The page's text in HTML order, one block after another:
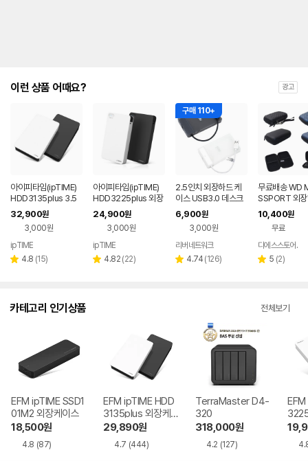
이런 상품 어때요? 광고
아이피타임(ipTIME)
HDD3135plus 3.5
인치 외장하드 케이스
USB 3.0 지원
32,900원
3,000원
ipTIME
별 4.8 리
(15)
아이피타임(ipTIME)
HDD3225plus 외장
하드 케이스 2.5인치
전용 USB 3.1Gen2
24,900원
3,000원
ipTIME
별 4.82 리
(22)
구매 110+
2.5인치 외장하드 케
이스 USB3.0 데스크
탑 노트북 HDD SSD
케이스 파우치
6,900원
3,000원
페이
리버네트워크
별 4.74 리
(126)
무료배송 WD
SSPORT 외장
이스 파우치 마
포트
10,400원
무료
디에스스토어.
별 5 리
(2)
카테고리 인기상품 전체보기
EFM ipTIME SSD1
01M2 외장케이스
18,500원
4.8 (87)
EFM ipTIME HDD
3135plus 외장케
이스
29,890원
4.7 (444)
TerraMaster D4-
320
318,000원
4.2 (127)
이스